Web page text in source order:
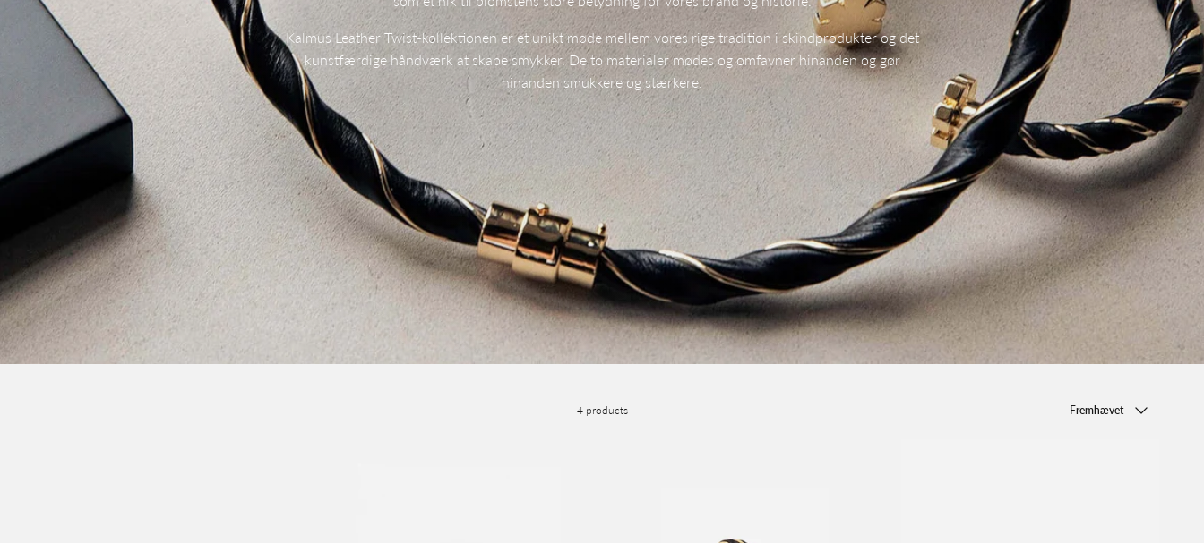
Kalmus Leather Twist-kollektionen er et unikt møde mellem vores rige tradition i skindprodukter og det
kunstfærdige håndværk at skabe smykker. De to materialer mødes og omfavner hinanden og gør
hinanden smukkere og stærkere.
4 products
Fremhævet